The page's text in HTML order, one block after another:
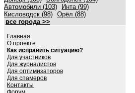
Автомобили (103)
Инта (99)
Кисловодск (98) Орёл (88)
все города >>
Главная
О проекте
Как исправить ситуацию?
Для участников
Для журналистов
Для оптимизаторов
Для спамеров
Контакты